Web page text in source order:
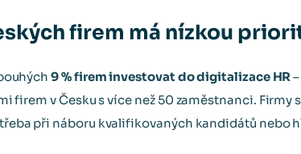
firem má nízkou
9 % firem investovat do digitalizace HR
firem v Česku s více než 50 zaměstnanci. Firmy
při náboru kvalifikovaných kandidátů nebo